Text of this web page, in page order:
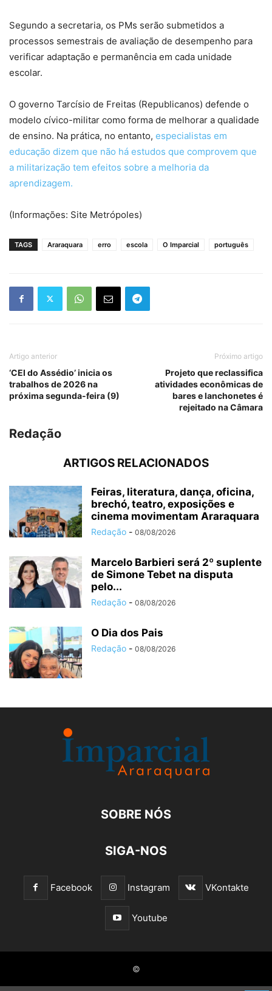
Segundo a secretaria, os PMs serão submetidos a
processos semestrais de avaliação de desempenho para
verificar adaptação e permanência em cada unidade
escolar.
O governo Tarcísio de Freitas (Republicanos) defende o
modelo cívico-militar como forma de melhorar a qualidade
de ensino. Na prática, no entanto, especialistas em
educação dizem que não há estudos que comprovem que
a militarização tem efeitos sobre a melhoria da
aprendizagem.
(Informações: Site Metrópoles)
TAGS Araraquara erro escola O Imparcial português
Artigo anterior
‘CEI do Assédio’ inicia os
trabalhos de 2026 na
próxima segunda-feira (9)
Próximo artigo
Projeto que reclassifica
atividades econômicas de
bares e lanchonetes é
rejeitado na Câmara
Redação
ARTIGOS RELACIONADOS
Feiras, literatura, dança, oficina,
brechó, teatro, exposições e
cinema movimentam Araraquara
Redação - 08/08/2026
Marcelo Barbieri será 2º suplente
de Simone Tebet na disputa
pelo...
Redação - 08/08/2026
O Dia dos Pais
Redação - 08/08/2026
SOBRE NÓS
SIGA-NOS
Facebook Instagram VKontakte
Youtube
©